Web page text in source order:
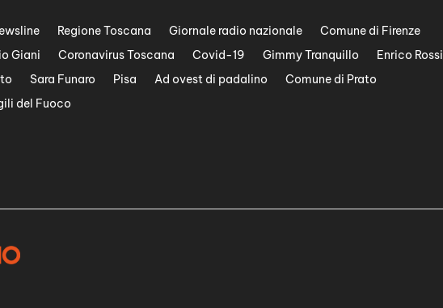
Regione Toscana Giornale radio nazionale
Comune di Firenze
Giani Coronavirus Toscana Covid-19 Gimmy Tranquillo
Enrico Rossi
Sara Funaro Pisa Ad ovest di padalino
Comune di Prato
del Fuoco